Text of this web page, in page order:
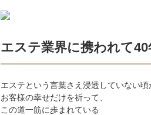
エステ業界に携われて40
エステという言葉さえ浸透していない頃
お客様の幸せだけを祈って、
この道一筋に歩まれている